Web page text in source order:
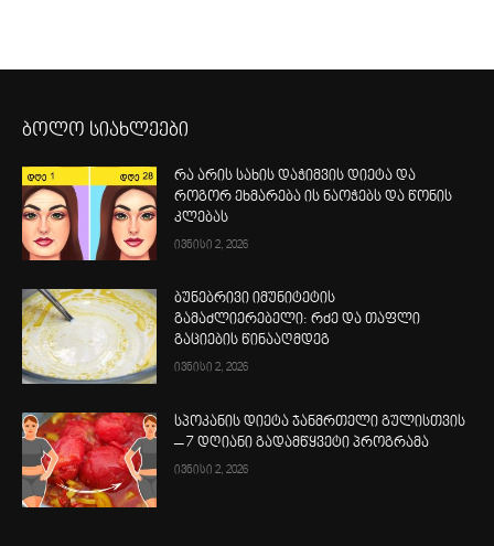
ბოლო სიახლეები
რა არის სახის დაჭიმვის დიეტა და
როგორ ეხმარება ის ნაოჭებს და წონის
კლებას
ივნისი 2, 2026
ბუნებრივი იმუნიტეტის
გამაძლიერებელი: რძე და თაფლი
გაციების წინააღმდეგ
ივნისი 2, 2026
სპოკანის დიეტა ჯანმრთელი გულისთვის
– 7 დღიანი გადამწყვეტი პროგრამა
ივნისი 2, 2026